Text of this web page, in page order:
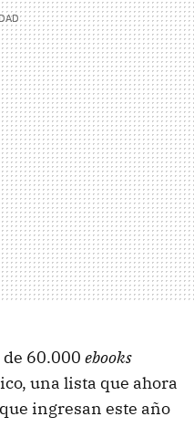
60.000 ebooks
una lista que ahora
ingresan este año